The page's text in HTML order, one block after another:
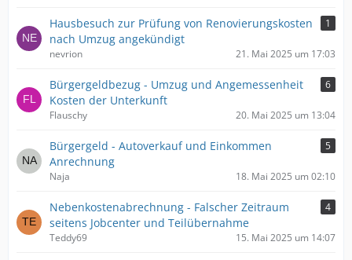
Hausbesuch zur Prüfung von Renovierungskosten
nach Umzug angekündigt
1
nevrion 21. Mai 2025 um 17:03
Bürgergeldbezug - Umzug und Angemessenheit
Kosten der Unterkunft
6
Flauschy 20. Mai 2025 um 13:04
Bürgergeld - Autoverkauf und Einkommen
Anrechnung
5
Naja 18. Mai 2025 um 02:10
Nebenkostenabrechnung - Falscher Zeitraum
seitens Jobcenter und Teilübernahme
4
Teddy69 15. Mai 2025 um 14:07